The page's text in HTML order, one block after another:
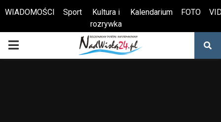
Otwórz pasek narzędzi
WIADOMOŚCI Sport
Kultura i
rozrywka
Kalendarium FOTO
PRIMARY